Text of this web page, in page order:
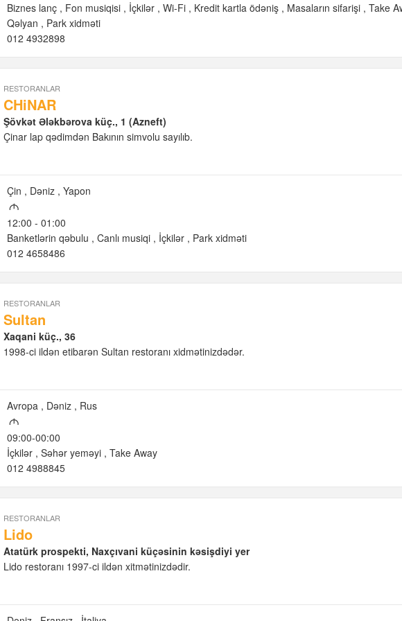
Biznes lanç Fon musiqisi İçkilər Wi-Fi Kredit kartla ödəniş Masaların sifarişi
Take
Qəlyan
Park xidməti
012 4932898
RESTORANLAR
CHiNAR
Şövkət Ələkbərova küç., 1 (Azneft)
Çinar lap qədimdən Bakının simvolu sayılıb.
Çin Dəniz Yapon
M
12:00 - 01:00
Banketlərin qəbulu Canlı musiqi İçkilər Park xidməti
012 4658486
RESTORANLAR
Sultan
Xaqani küç., 36
1998-ci ildən etibarən Sultan restoranı xidmətinizdədər.
Avropa Dəniz Rus
M
09:00-00:00
İçkilər Səhər yeməyi Take Away
012 4988845
RESTORANLAR
Lido
Atatürk prospekti, Naxçıvani küçəsinin kəsişdiyi yer
Lido restoranı 1997-ci ildən xitmətinizdədir.